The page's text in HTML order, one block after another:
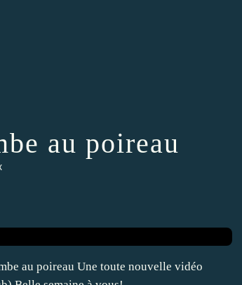
au poireau
au poireau Une toute nouvelle vidéo